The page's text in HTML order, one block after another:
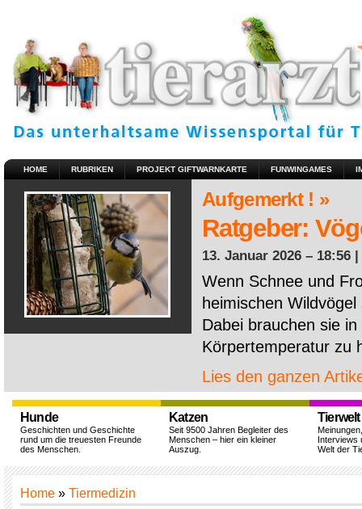
HOME RUBRIKEN PROJEKT GIFTWARNKARTE FUNWINGAMES
Aufgemerkt ! »
Ratgeber:
13. Januar 2026 – 18:56 |
Wenn Schnee und
heimischen
Dabei brauchen sie
Körpertemperatur zu
Lies den ganzen
Hunde
Geschichten und Geschichte
rund um die treuesten Freunde
des Menschen.
Katzen
Seit 9500 Jahren Begleiter des
Menschen – hier ein kleiner
Auszug.
Tierwelt
Interviews
Welt der
Home » Tiermedizin